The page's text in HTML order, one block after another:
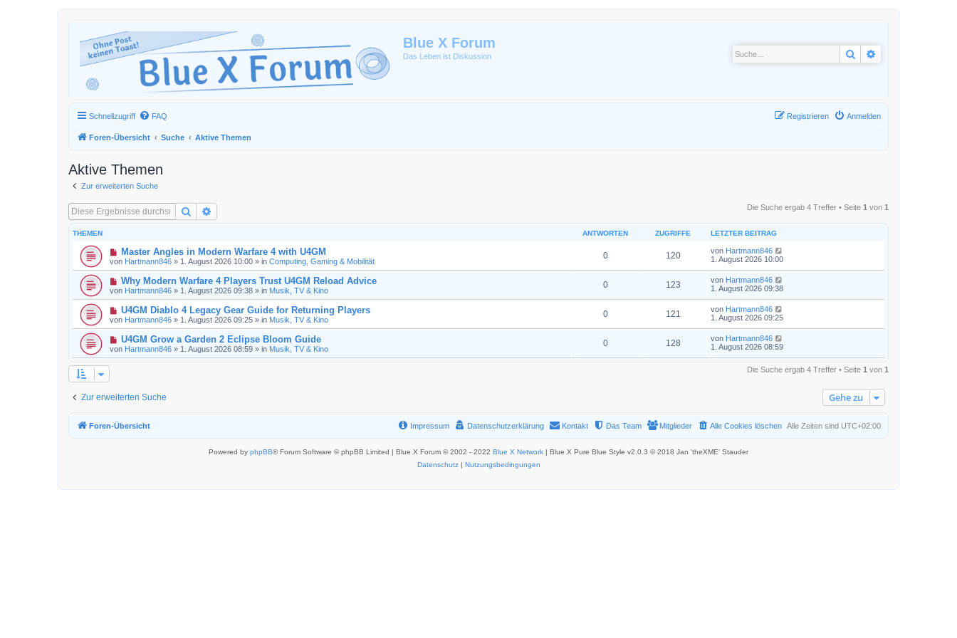
Blue X Forum
Das Leben ist Diskussion Suche
Schnellzugriff FAQ Anmelden
Registrieren
Foren-Übersicht Suche Aktive Themen
Aktive Themen
Zur erweiterten Suche
Suche Die Suche ergab 4 Treffer • Seite 1 von 1
THEMEN ANTWORTEN ZUGRIFFE LETZTER BEITRAG
N
e
u
e
B
e
t
r
a
g
Master Angles in Modern Warfare 4 with U4GM
von Hartmann846 » 1. August 2026 10:00 » in Computing, Gaming & Mobilität
0 120 von Hartmann846
1. August 2026 10:00
N
e
u
e
B
e
t
r
Why Modern Warfare 4 Players Trust U4GM Reload Advice
von Hartmann846 » 1. August 2026 09:38 » in Musik, TV & Kino
0 123 von Hartmann846
1. August 2026 09:38
N
e
u
e
B
e
a
g
U4GM Diablo 4 Legacy Gear Guide for Returning Players
von Hartmann846 » 1. August 2026 09:25 » in Musik, TV & Kino
0 121 von Hartmann846
1. August 2026 09:25
N
e
u
i
a
g
U4GM Grow a Garden 2 Eclipse Bloom Guide
von Hartmann846 » 1. August 2026 08:59 » in Musik, TV & Kino
0 128 von Hartmann846
1. August 2026 08:59
Die Suche ergab 4 Treffer • Seite 1 von 1
Zur erweiterten Suche Gehe zu
Foren-Übersicht Alle Zeiten sind UTC+02:00
Alle Cookies löschen
Mitglieder
Das Team
Kontakt
Datenschutzerklärung
Impressum
Powered by phpBB® Forum Software © phpBB Limited | Blue X Forum © 2002 - 2022 Blue X Network | Blue X Pure Blue Style v2.0.3 © 2018 Jan 'theXME' Stauder
Datenschutz| Nutzungsbedingungen